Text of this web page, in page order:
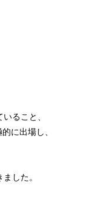
ること、
に出場し、
した。